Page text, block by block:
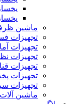
ماشین
تجهیزات
تجهیزات
تجهیزات
تجهیزات
تجهیزات
تجهیزات
ماشین